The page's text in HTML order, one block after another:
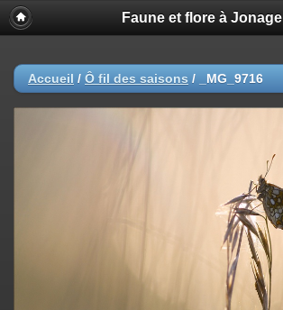
Faune et flore à Jonage
Accueil / Ô fil des saisons / _MG_9716